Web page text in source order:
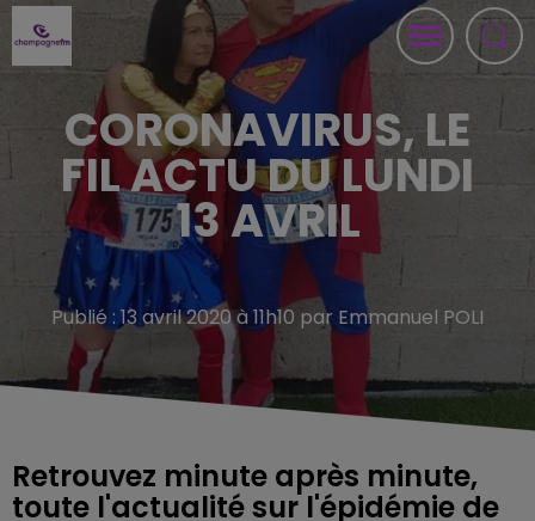
CORONAVIRUS, LE
FIL ACTU DU LUNDI
13 AVRIL
Publié : 13 avril 2020 à 11h10 par Emmanuel POLI
Retrouvez minute après minute,
toute l'actualité sur l'épidémie de